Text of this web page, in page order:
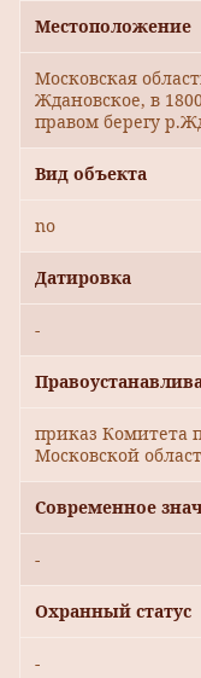
Местоположение
Московская
Ждановское, в
правом берегу
Вид объекта
no
Датировка
-
приказ Комитета
Московской
Современное
-
Охранный статус
-